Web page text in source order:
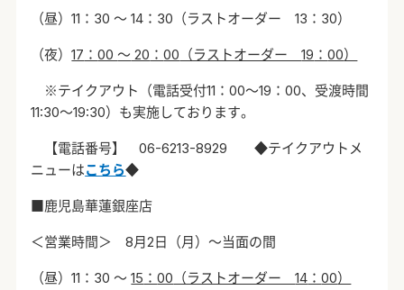
（昼）11 ： 30 ～ 14 ： 30 （ラストオーダー13 ： 30）
（夜）17 ：00 ～ 20 ：00 （ラストオーダー19 ：00）
※テイクアウト（電話受付11 ：00～19 ：00、受渡時間
11:30～19:30）も実施しております。
【電話番号】06-6213-8929 ◆テイクアウトメ
ニューはこちら◆
■鹿児島華蓮銀座店
＜営業時間＞8月2 日（月）～当面の間
（昼）11 ： 30 ～15 ：00 （ラストオーダー14 ：00）